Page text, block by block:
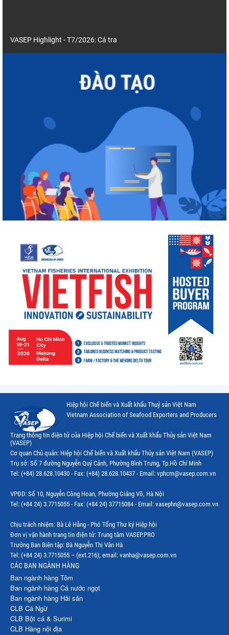
VASEP Highlight - T7/2026: Cá tra
Hiệp hội Chế biến và Xuất khẩu Thuỷ sản Việt Nam
Vietnam Association of Seafood Exporters and Producers
Trang thông tin điện tử của Hiệp hội Chế biến và Xuất khẩu Thủy sản Việt Nam
(VASEP)
Cơ quan Chủ quản: Hiệp hội Chế biến và Xuất khẩu Thủy sản Việt Nam (VASEP)
Trụ sở: Số 7 đường Nguyễn Quý Cảnh, Phường Bình Trưng, Tp.Hồ Chí Minh
Tel: (+84) 28.628.10430 - Fax: (+84) 28.628.10437 - Email: vphcm@vasep.com.vn
VPĐD: Số 10, Nguyễn Công Hoan, Phường Giảng Võ, Hà Nội
Tel: (+84 24) 3.7715055 - Fax: (+84 24) 37715084 - Email: vasephn@vasep.com.vn
Chịu trách nhiệm: Bà Lê Hằng - Phó Tổng Thư ký Hiệp hội
Đơn vị vận hành trang tin điện tử: Trung tâm VASEP.PRO
Trưởng Ban Biên tập: Bà Nguyễn Thị Vân Hà
Tel: (+84 24) 3.7715055 – (ext.216); email: vanha@vasep.com.vn
CÁC BAN NGÀNH HÀNG
Ban ngành hàng Tôm
Ban ngành hàng Cá nước ngọt
Ban ngành hàng Hải sản
CLB Cá Ngừ
CLB Bột cá & Surimi
CLB Hàng nội địa